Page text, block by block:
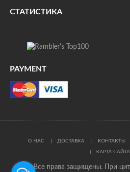
СТАТИСТИКА
PAYMENT
О НАС ДОСТАВКА КОНТАКТЫ
КАРТА САЙТА
© Все права защищены. При